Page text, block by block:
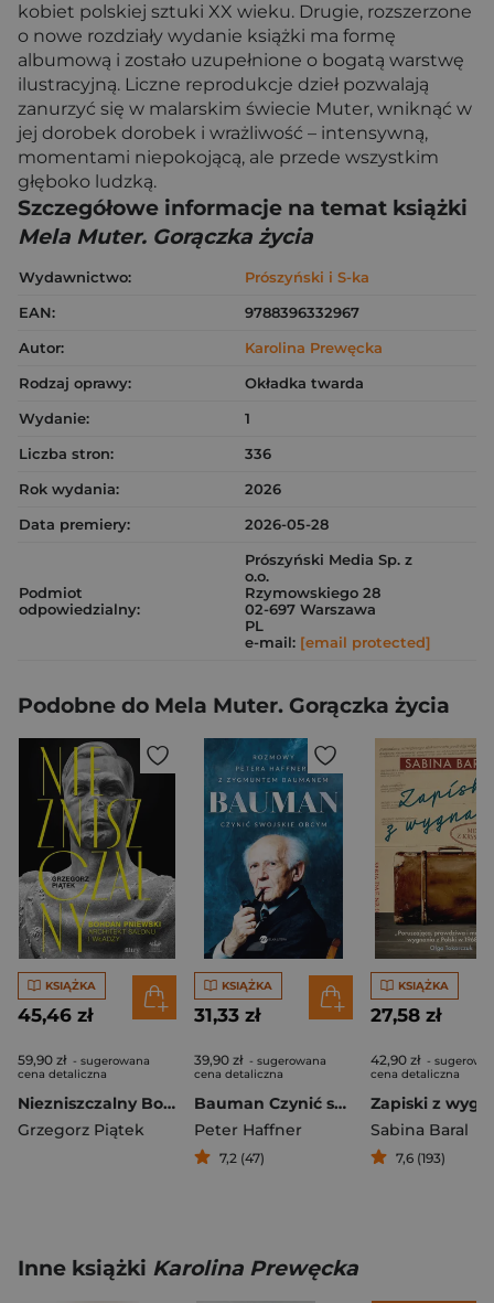
kobiet polskiej sztuki XX wieku. Drugie, rozszerzone
o nowe rozdziały wydanie książki ma formę
albumową i zostało uzupełnione o bogatą warstwę
ilustracyjną. Liczne reprodukcje dzieł pozwalają
zanurzyć się w malarskim świecie Muter, wniknąć w
jej dorobek dorobek i wrażliwość – intensywną,
momentami niepokojącą, ale przede wszystkim
głęboko ludzką.
Szczegółowe informacje na temat książki
Mela Muter. Gorączka życia
Wydawnictwo:
Prószyński i S-ka
EAN:
9788396332967
Autor:
Karolina Prewęcka
Rodzaj oprawy:
Okładka twarda
Wydanie:
1
Liczba stron:
336
Rok wydania:
2026
Data premiery:
2026-05-28
Podmiot
odpowiedzialny:
Prószyński Media Sp. z
o.o.
Rzymowskiego 28
02-697 Warszawa
PL
e-mail: [email protected]
Podobne do Mela Muter. Gorączka życia
KSIĄŻKA
45,46 zł
59,90 zł - sugerowana
cena detaliczna
Niezniszczalny Bohdan Pniewski Architekt salonu i władzy
Grzegorz Piątek
KSIĄŻKA
31,33 zł
39,90 zł - sugerowana
cena detaliczna
Bauman Czynić swojskie obcym. Rozmowa Petera Haffnera z Zygmuntem Baumanem
Peter Haffner
7,2 (47)
KSIĄŻKA
27,58 zł
42,90 zł -
cena detaliczna
Zapiski z
Sabina Baral
7,6 (193)
Inne książki Karolina Prewęcka